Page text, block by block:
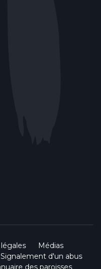
Médias
Signalement d'un abus